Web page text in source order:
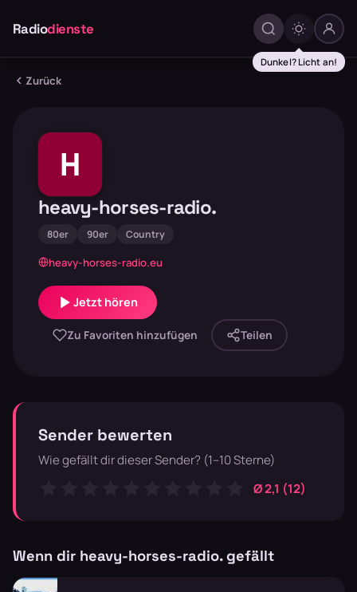
Radiodienste
Dunkel? Licht an!
Zurück
H
heavy-horses-radio.
80er 90er Country
heavy-horses-radio.eu
Jetzt hören
Zu Favoriten hinzufügen Teilen
Sender bewerten
Wie gefällt dir dieser Sender? (1–10 Sterne)
Ø 2,1 (12)
Wenn dir heavy-horses-radio. gefällt